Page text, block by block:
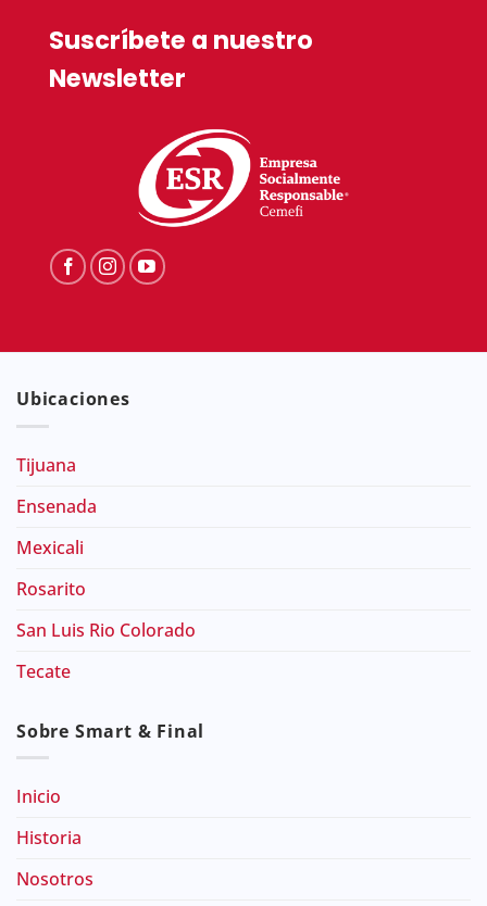
Suscríbete a nuestro
Newsletter
Ubicaciones
Tijuana
Ensenada
Mexicali
Rosarito
San Luis Rio Colorado
Tecate
Sobre Smart & Final
Inicio
Historia
Nosotros